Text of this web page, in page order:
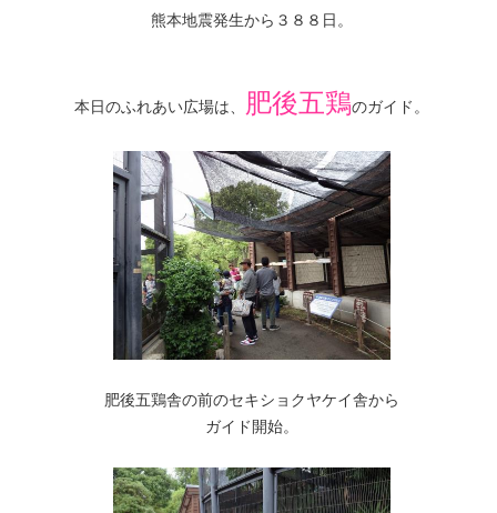
熊本地震発生から３８８日。
本日のふれあい広場は、 肥後五鶏のガイド。
肥後五鶏舎の前のセキショクヤケイ舎から
ガイド開始。